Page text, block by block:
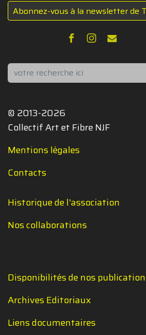
Abonnez-vous à la newsletter de
Rechercher
© 2013-2026
Collectif Art et Fibre NJF
Mentions légales
Contacts
Historique de l'association
Nos collaborations
Disponibilités de nos
Archives Editoriaux
Liens documentaires